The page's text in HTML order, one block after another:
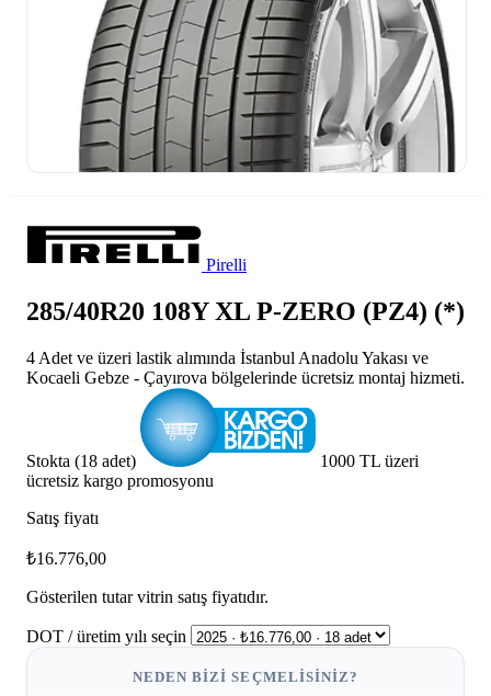
Pirelli
285/40R20 108Y XL P-ZERO (PZ4) (*)
4 Adet ve üzeri lastik alımında İstanbul Anadolu Yakası ve
Kocaeli Gebze - Çayırova bölgelerinde ücretsiz montaj hizmeti.
Stokta (18 adet)
1000 TL üzeri
ücretsiz kargo promosyonu
Satış fiyatı
₺16.776,00
Gösterilen tutar vitrin satış fiyatıdır.
DOT / üretim yılı seçin
NEDEN BIZI SEÇMELISINIZ?